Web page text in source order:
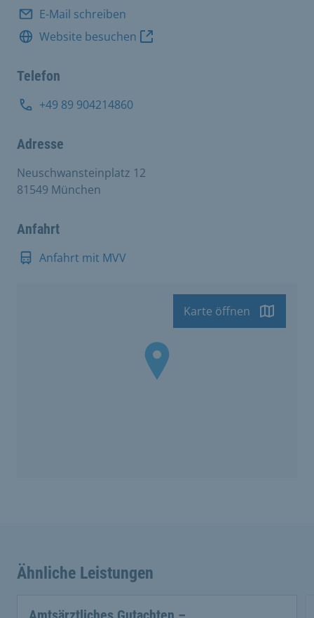
E-Mail schreiben
Website besuchen
Telefon
+49 89 904214860
Adresse
Neuschwansteinplatz 12
81549 München
Anfahrt
Anfahrt mit MVV
Karte öffnen
Ähnliche Leistungen